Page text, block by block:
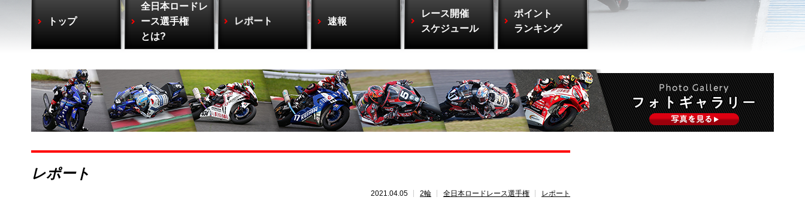
トップ
全日本ロードレ
ース選手権
とは?
レポート 速報
レース開催
スケジュール
ポイント
ランキング
レポート
2021.04.05 2輪 全日本ロードレース選手権 レポート